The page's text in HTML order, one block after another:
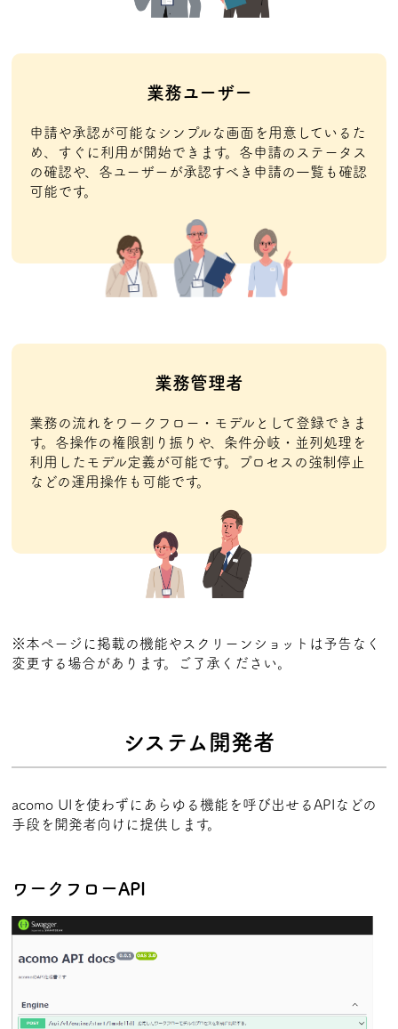
業務ユーザー
申請や承認が可能なシンプルな画面を用意しているた
め、すぐに利用が開始できます。各申請のステータス
の確認や、各ユーザーが承認すべき申請の一覧も確認
可能です。
業務管理者
業務の流れをワークフロー・モデルとして登録できま
す。各操作の権限割り振りや、条件分岐・並列処理を
利用したモデル定義が可能です。プロセスの強制停止
などの運用操作も可能です。
※本ページに掲載の機能やスクリーンショットは予告なく
変更する場合があります。ご了承ください。
システム開発者
acomo UIを使わずにあらゆる機能を呼び出せるAPIなどの
手段を開発者向けに提供します。
ワークフローAPI